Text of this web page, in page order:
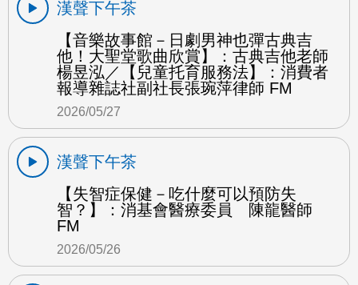
漢聲下午茶
【音樂故事館－日劇男神也彈古典吉
他！大聖堂歌曲欣賞】：古典吉他老師
楊昱泓／【兒童托育服務法】：消費者
報導雜誌社副社長張琬萍律師 FM
2026/05/27
漢聲下午茶
【失智症保健－吃什麼可以預防失
智？】：消基會醫療委員 陳龍醫師
FM
2026/05/26